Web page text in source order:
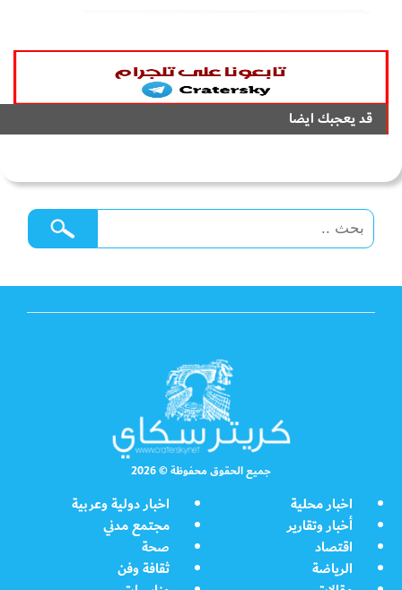
قد يعجبك ايضا
جميع الحقوق محفوظة © 2026
اخبار محلية
اخبار دولية وعربية
أخبار وتقارير
مجتمع مدني
اقتصاد
صحة
الرياضة
ثقافة وفن